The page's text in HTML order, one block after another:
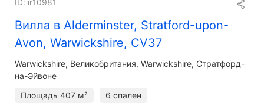
Вилла в Alderminster, Stratford-upon-
Avon, Warwickshire, CV37
Warwickshire Великобритания, Warwickshire, Стратфорд-
на-Эйвоне
Площадь 407 м² 6 спален